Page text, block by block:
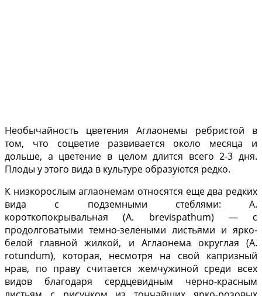
Необы­чайность цветения Аглаонемы реб­ристой в
том, что соцветие развивается около месяца и
дольше, а цветение в целом длится всего 2-3 дня.
Плоды у этого вида в культуре об­разуются редко.
К низкорослым аглаонемам относятся еще два редких
вида с подземными стеблями: А.
короткопокрывальная (A. brevispathum) — с
продолговатыми темно-зелеными листьями и яр­ко-
белой главной жилкой, и Аглаонема округлая (A.
rotundum), которая, несмотря на свой капризный
нрав, по пра­ву считается жемчужиной среди всех
видов благодаря сердцевидным черно-крас­ным